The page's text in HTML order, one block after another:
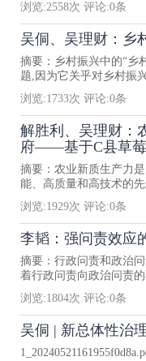
浏览:2558次 评论:0条
吴侗、吴理财：乡
摘要：乡村振兴中的“乡
题,因为它关乎对乡村振
浏览:1733次 评论:0条
解胜利、吴理财：
府——基于C县草莓
摘要：农业新质生产力
能、高质量和高技术的
浏览:1929次 评论:0条
李韬：强问责效应
摘要：行政问责和政治
着行政问责向政治问责
浏览:1804次 评论:0条
吴侗 | 新总体性治